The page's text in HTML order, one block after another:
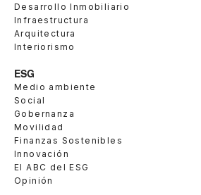
Desarrollo Inmobiliario
Infraestructura
Arquitectura
Interiorismo
ESG
Medio ambiente
Social
Gobernanza
Movilidad
Finanzas Sostenibles
Innovación
El ABC del ESG
Opinión